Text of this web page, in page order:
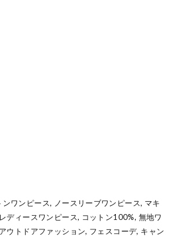
ワンピース, ノースリーブワンピース, マキ
ディースワンピース, コットン100%, 無地ワ
ウトドアファッション, フェスコーデ, キャン